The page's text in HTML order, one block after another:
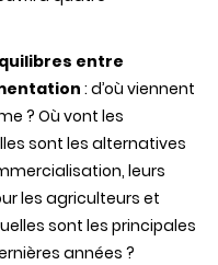
entre
: d’où viennent
? Où vont les
sont les alternatives
leurs
les agriculteurs et
sont les principales
années ?